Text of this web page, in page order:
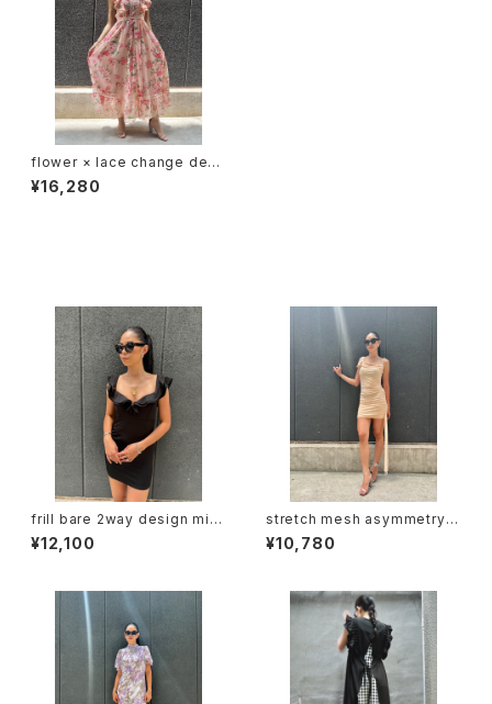
flower × lace change desi
gn long one-piece ワンピー
ス ロングワンピ 花柄 レース フ
¥16,280
frill bare 2way design mini
one-piece ワンピース ミニワ
ンピ ドレス フリル ブラック 黒
¥12,100
stretch mesh asymmetry s
houlder tight mini one-pie
ce ワンピース ワンピ ドレス ス
¥10,780